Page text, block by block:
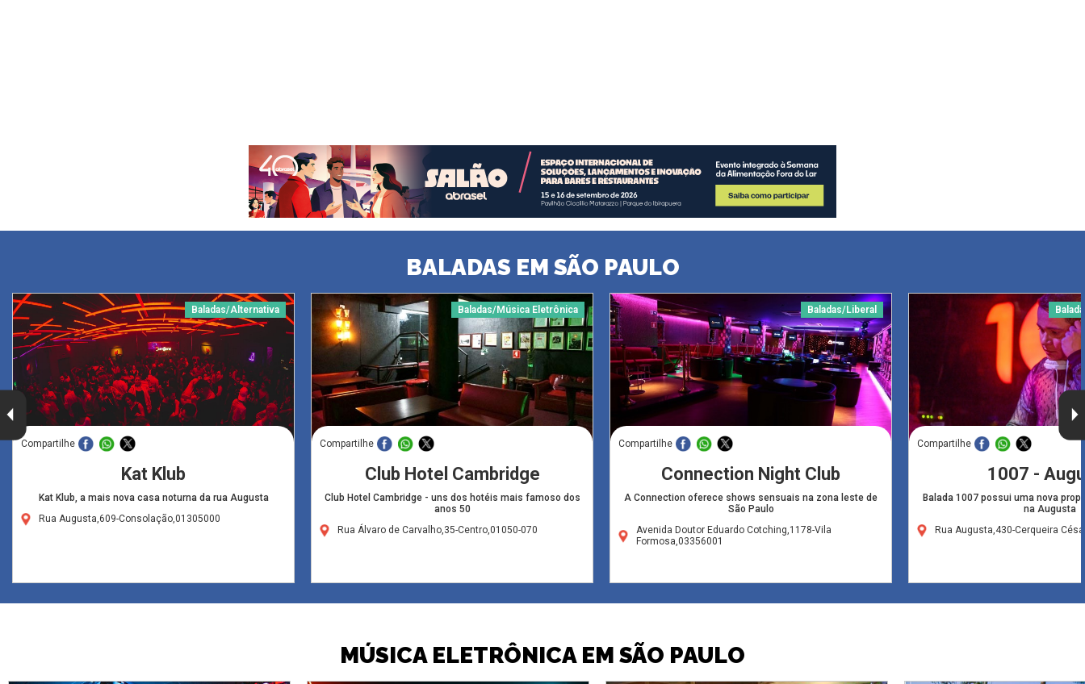
BALADAS EM SÃO PAULO
Baladas/Alternativa
Compartilhe
Kat Klub
Kat Klub, a mais nova casa noturna da rua Augusta
Rua Augusta,609-Consolação,01305000
Baladas/Música Eletrônica
Compartilhe
Club Hotel Cambridge
Club Hotel Cambridge - uns dos hotéis mais famoso dos
anos 50
Rua Álvaro de Carvalho,35-Centro,01050-070
Baladas/Liberal
Compartilhe
Connection Night Club
A Connection oferece shows sensuais na zona leste de
São Paulo
Avenida Doutor Eduardo Cotching,1178-Vila
Formosa,03356001
Compartilhe
1007 -
Balada 1007 possui uma nova
na Augusta
Rua Augusta,430-Cerqueira
MÚSICA ELETRÔNICA EM SÃO PAULO